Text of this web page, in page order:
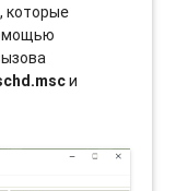
которые
и